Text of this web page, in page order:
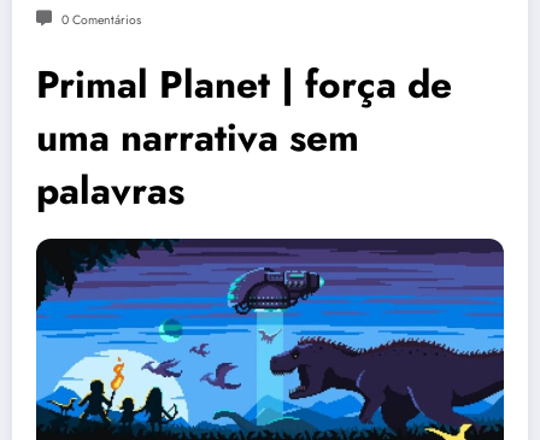
0 Comentários
Primal Planet | força de
uma narrativa sem
palavras